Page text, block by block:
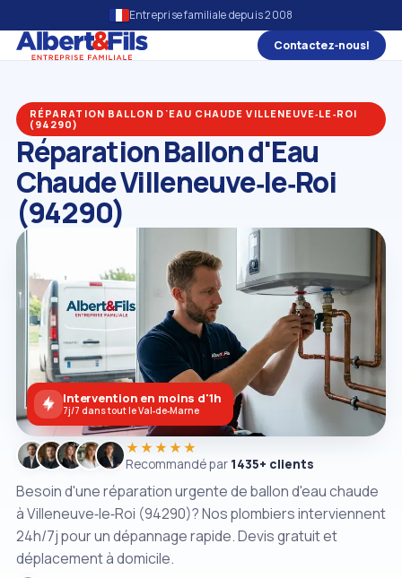
Entreprise familiale depuis 2008
Contactez‑nous!
RÉPARATION BALLON D'EAU CHAUDE VILLENEUVE‑LE‑ROI
(94290)
Réparation Ballon d'Eau
Chaude Villeneuve‑le‑Roi
(94290)
Besoin d'une réparation urgente de ballon d'eau chaude
à Villeneuve‑le‑Roi (94290)? Nos plombiers interviennent
24h/7j pour un dépannage rapide. Devis gratuit et
déplacement à domicile.
★★★★★
Recommandé par 1435+ clients
Intervention en moins d'1h
7j/7 dans tout le Val‑de‑Marne